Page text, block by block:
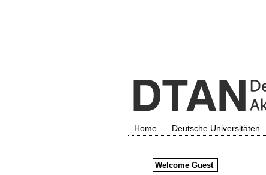
Home Deutsche Universitäten
Welcome Guest